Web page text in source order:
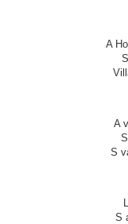
A
A
S
S